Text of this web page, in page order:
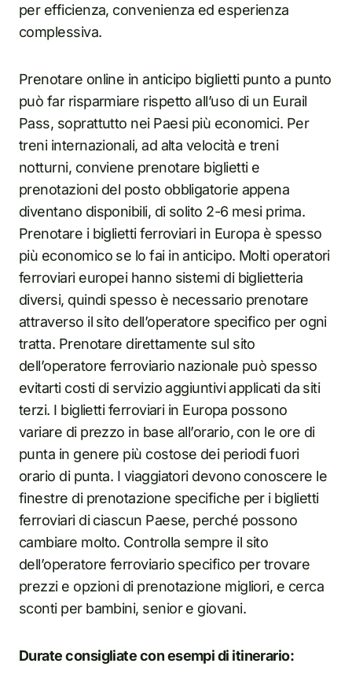
per efficienza, convenienza ed esperienza
complessiva.
Prenotare online in anticipo biglietti punto a punto
può far risparmiare rispetto all’uso di un Eurail
Pass, soprattutto nei Paesi più economici. Per
treni internazionali, ad alta velocità e treni
notturni, conviene prenotare biglietti e
prenotazioni del posto obbligatorie appena
diventano disponibili, di solito 2-6 mesi prima.
Prenotare i biglietti ferroviari in Europa è spesso
più economico se lo fai in anticipo. Molti operatori
ferroviari europei hanno sistemi di biglietteria
diversi, quindi spesso è necessario prenotare
attraverso il sito dell’operatore specifico per ogni
tratta. Prenotare direttamente sul sito
dell’operatore ferroviario nazionale può spesso
evitarti costi di servizio aggiuntivi applicati da siti
terzi. I biglietti ferroviari in Europa possono
variare di prezzo in base all’orario, con le ore di
punta in genere più costose dei periodi fuori
orario di punta. I viaggiatori devono conoscere le
finestre di prenotazione specifiche per i biglietti
ferroviari di ciascun Paese, perché possono
cambiare molto. Controlla sempre il sito
dell’operatore ferroviario specifico per trovare
prezzi e opzioni di prenotazione migliori, e cerca
sconti per bambini, senior e giovani.
Durate consigliate con esempi di itinerario: